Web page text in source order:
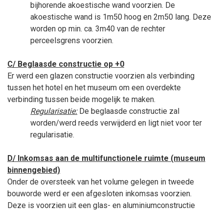
bijhorende akoestische wand voorzien. De
akoestische wand is 1m50 hoog en 2m50 lang. Deze
worden op min. ca. 3m40 van de rechter
perceelsgrens voorzien.
C/ Beglaasde constructie op +0
Er werd een glazen constructie voorzien als verbinding
tussen het hotel en het museum om een overdekte
verbinding tussen beide mogelijk te maken.
Regularisatie:De beglaasde constructie zal
worden/werd reeds verwijderd en ligt niet voor ter
regularisatie.
D/ Inkomsas aan de multifunctionele ruimte (museum
binnengebied)
Onder de oversteek van het volume gelegen in tweede
bouworde werd er een afgesloten inkomsas voorzien.
Deze is voorzien uit een glas- en aluminiumconstructie